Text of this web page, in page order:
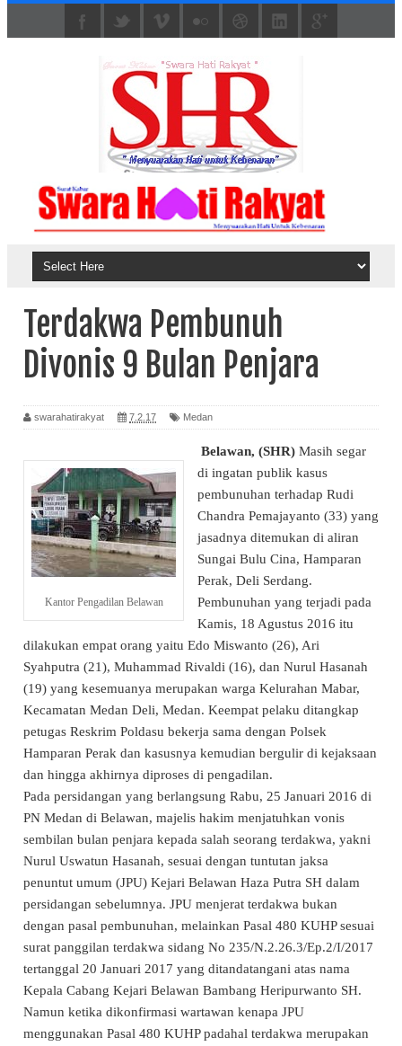
Terdakwa Pembunuh
Divonis 9 Bulan Penjara
swarahatirakyat 7.2.17 Medan
Kantor Pengadilan Belawan
Belawan, (SHR) Masih segar
di ingatan publik kasus
pembunuhan terhadap Rudi
Chandra Pemajayanto (33) yang
jasadnya ditemukan di aliran
Sungai Bulu Cina, Hamparan
Perak, Deli Serdang.
Pembunuhan yang terjadi pada
Kamis, 18 Agustus 2016 itu
dilakukan empat orang yaitu Edo Miswanto (26), Ari
Syahputra (21), Muhammad Rivaldi (16), dan Nurul Hasanah
(19) yang kesemuanya merupakan warga Kelurahan Mabar,
Kecamatan Medan Deli, Medan. Keempat pelaku ditangkap
petugas Reskrim Poldasu bekerja sama dengan Polsek
Hamparan Perak dan kasusnya kemudian bergulir di kejaksaan
dan hingga akhirnya diproses di pengadilan.
Pada persidangan yang berlangsung Rabu, 25 Januari 2016 di
PN Medan di Belawan, majelis hakim menjatuhkan vonis
sembilan bulan penjara kepada salah seorang terdakwa, yakni
Nurul Uswatun Hasanah, sesuai dengan tuntutan jaksa
penuntut umum (JPU) Kejari Belawan Haza Putra SH dalam
persidangan sebelumnya. JPU menjerat terdakwa bukan
dengan pasal pembunuhan, melainkan Pasal 480 KUHP sesuai
surat panggilan terdakwa sidang No 235/N.2.26.3/Ep.2/I/2017
tertanggal 20 Januari 2017 yang ditandatangani atas nama
Kepala Cabang Kejari Belawan Bambang Heripurwanto SH.
Namun ketika dikonfirmasi wartawan kenapa JPU
menggunakan Pasal 480 KUHP padahal terdakwa merupakan